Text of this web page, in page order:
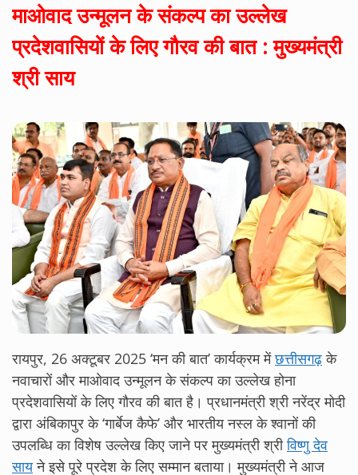
माओवाद उन्मूलन के संकल्प का उल्लेख
प्रदेशवासियों के लिए गौरव की बात : मुख्यमंत्री
श्री साय
रायपुर, 26 अक्टूबर 2025 ‘मन की बात’ कार्यक्रम मेंछत्तीसगढ़के
नवाचारों और माओवाद उन्मूलन के संकल्प का उल्लेख होना
प्रदेशवासियों के लिए गौरव की बात है। प्रधानमंत्री श्री नरेंद्र मोदी
द्वारा अंबिकापुर के ‘गार्बेज कैफे’ और भारतीय नस्ल के श्वानों की
उपलब्धि का विशेष उल्लेख किए जाने पर मुख्यमंत्री श्रीविष्णु देव
सायने इसे पूरे प्रदेश के लिए सम्मान बताया। मुख्यमंत्री ने आज